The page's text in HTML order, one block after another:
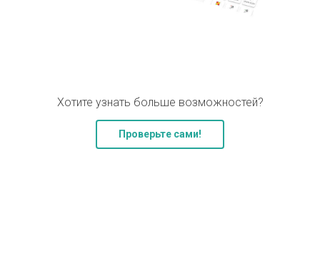
Хотите узнать больше возможностей?
Проверьте сами!